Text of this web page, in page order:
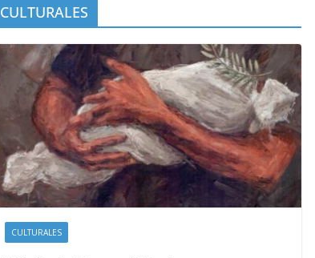
CULTURALES
CULTURALES